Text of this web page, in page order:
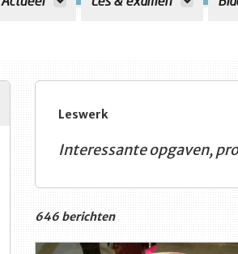
Leswerk
Interessante opgaven,
646 berichten